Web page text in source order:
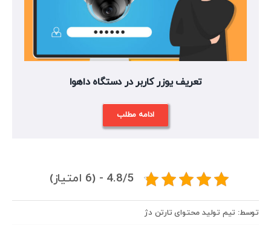
تعریف یوزر کاربر در دستگاه داهوا
ادامه مطلب
4.8/5 - (6 امتیاز)
توسط: تیم تولید محتوای تارتن دژ